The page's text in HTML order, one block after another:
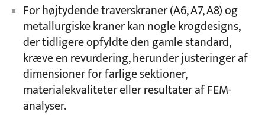
For højtydende traverskraner (A6, A7, A8) og
metallurgiske kraner kan nogle krogdesigns,
der tidligere opfyldte den gamle standard,
kræve en revurdering, herunder justeringer af
dimensioner for farlige sektioner,
materialekvaliteter eller resultater af FEM-
analyser.